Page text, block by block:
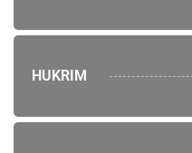
HUKRIM